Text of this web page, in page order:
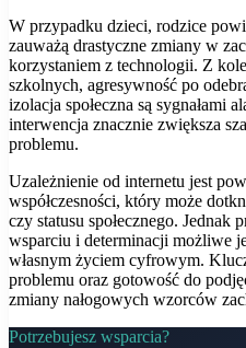
W przypadku dzieci, rodzice
zauważą drastyczne zmiany w
korzystaniem z technologii. Z
szkolnych, agresywność po
izolacja społeczna są sygnałami
interwencja znacznie zwiększa
problemu.
Uzależnienie od internetu jest
współczesności, który może
czy statusu społecznego. Jednak
wsparciu i determinacji możliwe
własnym życiem cyfrowym.
problemu oraz gotowość do
zmiany nałogowych wzorców
Potrzebujesz wsparcia?